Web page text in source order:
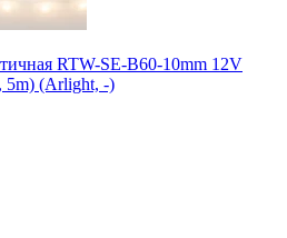
RTW-SE-B60-10mm 12V
5m) (Arlight, -)